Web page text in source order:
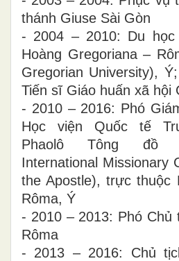
thánh Giuse Sài Gòn
- 2004 – 2010: Du
Hoàng Gregoriana –
Gregorian University),
Tiến sĩ Giáo huấn xã hội
- 2010– 2016: Phó
Học viện Quốc tế
Phaolô Tông đồ
International Missionary
the Apostle), trực thuộc
Rôma, Ý
- 2010– 2013: Phó Chủ
Rôma
- 2013 – 2016:
Chủ